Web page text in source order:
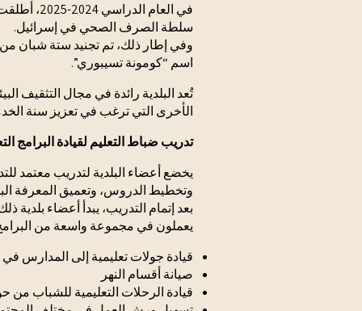
في
سلطة الصرف الصحي في إسرائيل.
وفي إطار ذلك، تم تجنيد ستة شبان
اسم “كومونة تسيبوري”.
تُعد البلدية رائدة في مجال التثقيف
الأخرى التي ترغب في تعزيز سنة
تدريب ضباط التعليم لقيادة البرامج
يخضع أعضاء البلدية لتدريب معتمد
وتخطيط الدروس، وتعميق المعرفة
بعد إتمام التدريب، يبدأ أعضاء بلدية
يعملون في مجموعة واسعة من البرامج
قيادة جولات تعليمية إلى المدارس
صيانة أقسام النهر
قيادة الرحلات التعليمية للشباب من